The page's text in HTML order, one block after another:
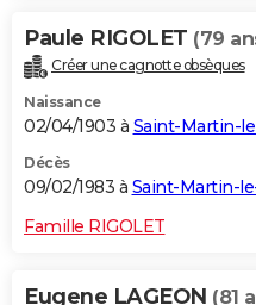
Paule RIGOLET (79
Créer une cagnotte obsèques
Naissance
02/04/1903 à Saint-Martin-
Décès
09/02/1983 à Saint-Martin-
Famille RIGOLET
Eugene LAGEON (81